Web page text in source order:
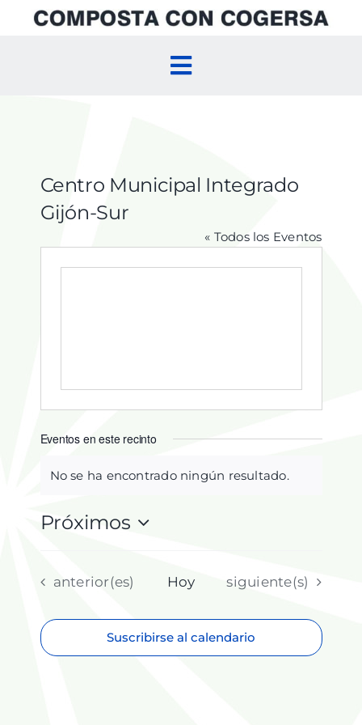
Toggle
Compostaje Comunitario
Centro Municipal Integrado
Gijón-Sur
« Todos los Eventos
Eventos en este recinto
Aviso
No se ha encontrado ningún resultado.
Próximos
fecha.
Eventos
anterior(es) Hoy Eventos
siguiente(s)
Suscribirse al calendario